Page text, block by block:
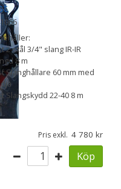
2-stål 3/4" slang IR-IR
8 m
Slanghållare 60 mm med
Slangskydd 22-40 8 m
Pris exkl. 4 780
Köp